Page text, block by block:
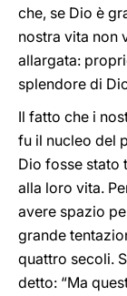
che, se Dio è
nostra vita non
allargata:
splendore di
Il fatto che i
fu il nucleo del
Dio fosse stato
alla loro vita.
avere spazio
grande
quattro secoli.
detto: “Ma